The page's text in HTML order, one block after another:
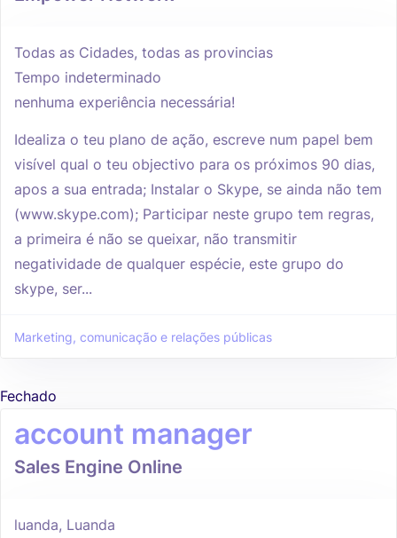
Todas as Cidades, todas as provincias
Tempo indeterminado
nenhuma experiência necessária!
Idealiza o teu plano de ação, escreve num papel bem
visível qual o teu objectivo para os próximos 90 dias,
apos a sua entrada; Instalar o Skype, se ainda não tem
(www.skype.com); Participar neste grupo tem regras,
a primeira é não se queixar, não transmitir
negatividade de qualquer espécie, este grupo do
skype, ser...
Marketing, comunicação e relações públicas
Fechado
account manager
Sales Engine Online
luanda, Luanda